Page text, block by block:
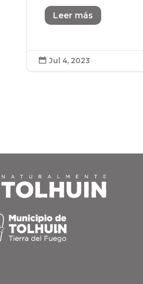
Leer más
 Jul 4, 2023